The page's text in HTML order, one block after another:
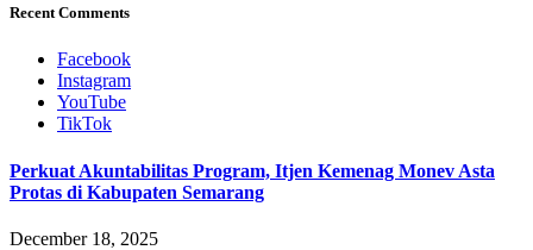
Recent Comments
Facebook
Instagram
YouTube
TikTok
Perkuat Akuntabilitas Program, Itjen Kemenag Monev Asta
Protas di Kabupaten Semarang
December 18, 2025